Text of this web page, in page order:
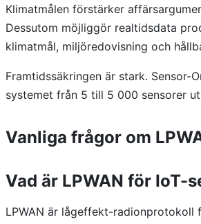
Klimatmålen förstärker
Dessutom möjliggör realtidsdata
klimatmål, miljöredovisning och
Framtidssäkringen är stark.
systemet från 5 till 5 000 sensorer
Vanliga frågor om
Vad är LPWAN för IoT-
LPWAN är lågeffekt-radionprotokoll